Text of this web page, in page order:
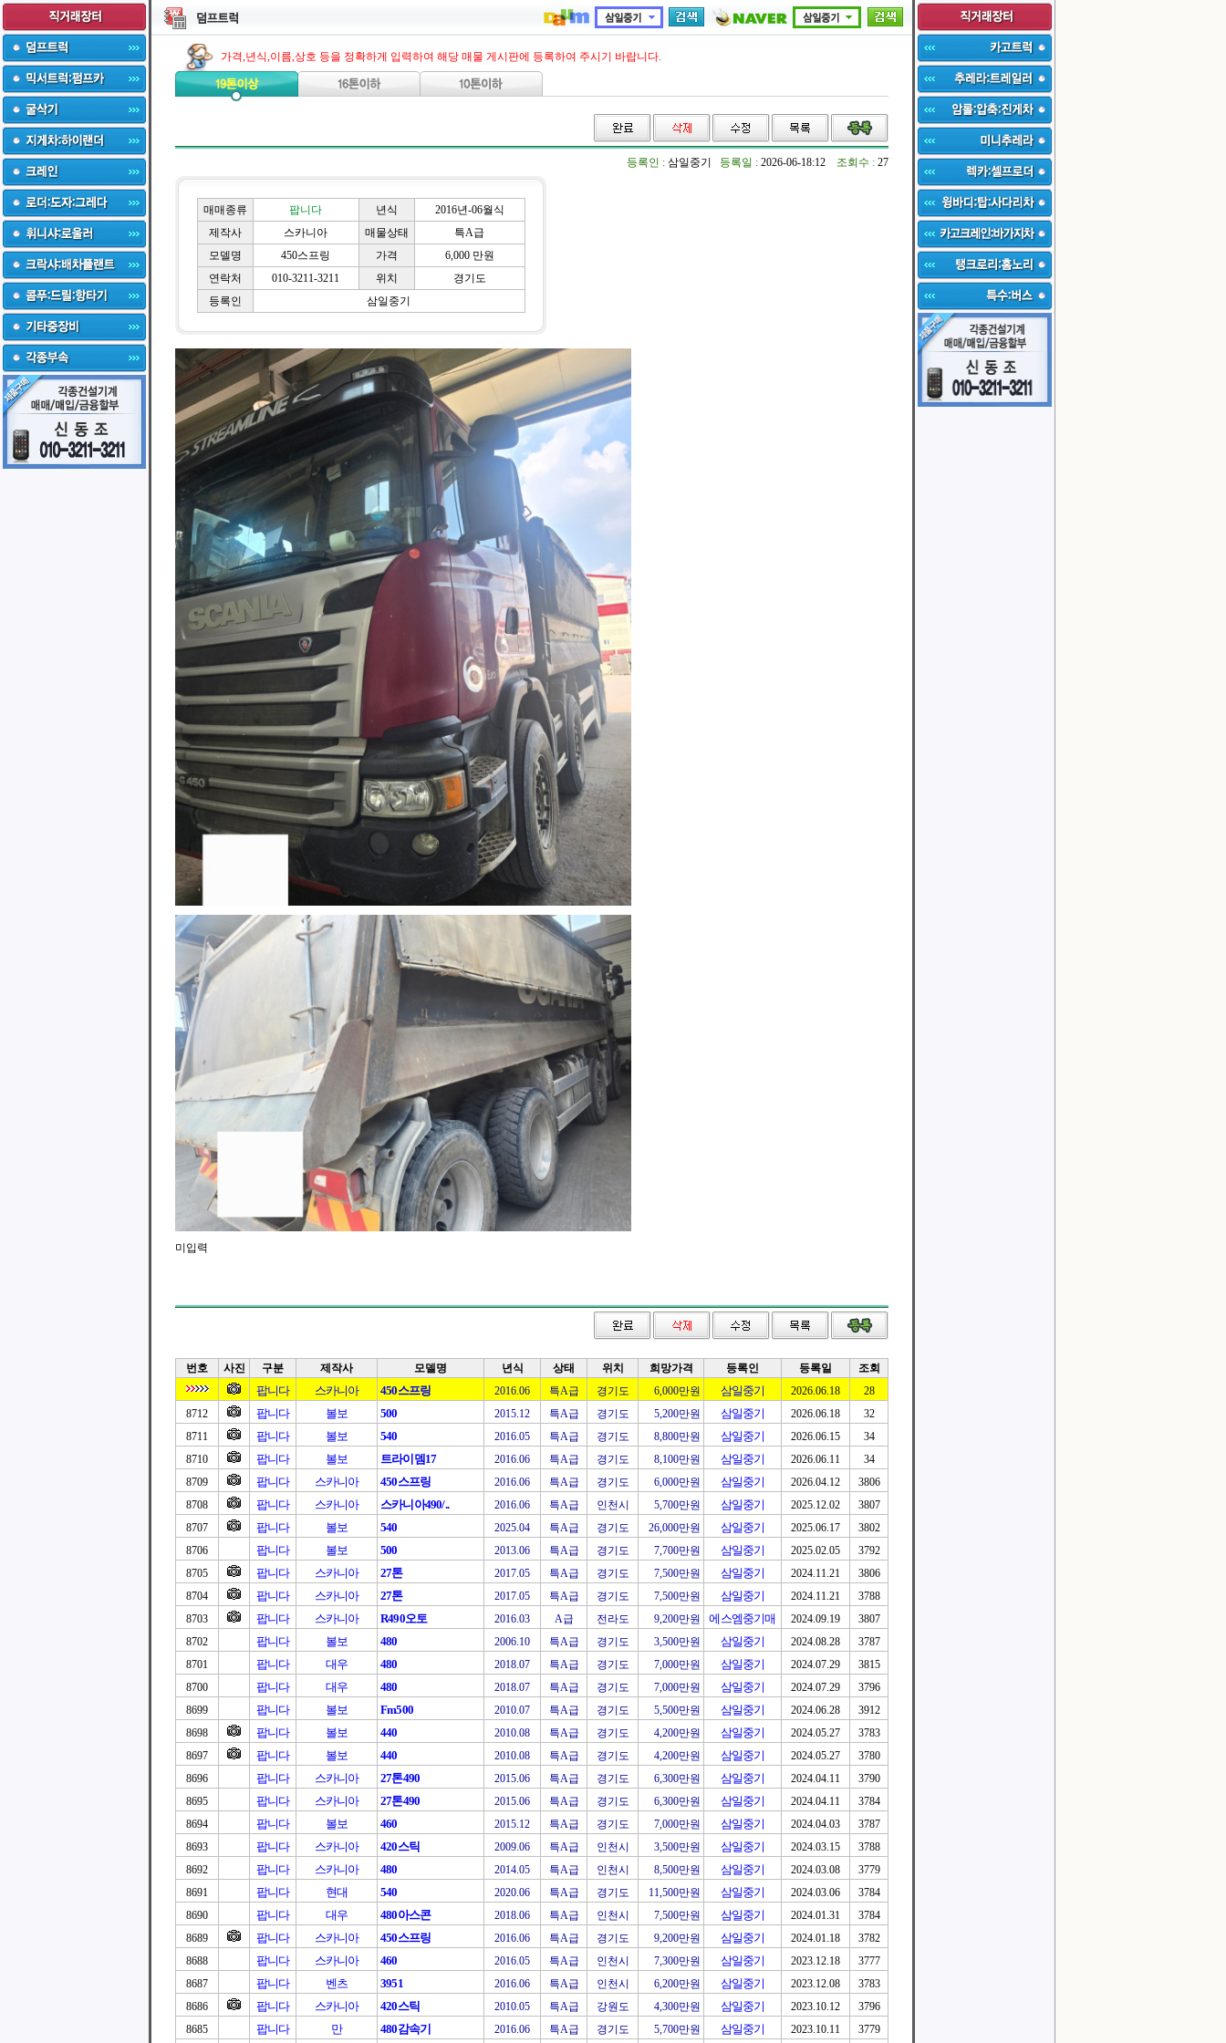
가격,년식,이름,상호 등을 정확하게 입력하여 해당 매물 게시판에 등록하여 주시기 바랍니다.
등록인 : 삼일중기 등록일 : 2026-06-18:12 조회수 : 27
매매종류 팝니다 년식
2016년-06월식
제작사
스카니아 매물상태
특A급
모델명
450스프링 가격
6,000 만원
연락처
010-3211-3211 위치
경기도
등록인
삼일중기
미입력
번호 사진 구분 제작사 모델명 년식 상태 위치 희망가격 등록인 등록일 조회
팝니다 스카니아 450스프링 2016.06 특A급 경기도 6,000만원 삼일중기 2026.06.18
28
8712
팝니다 볼보 500 2015.12 특A급 경기도 5,200만원 삼일중기 2026.06.18
32
8711
팝니다 볼보 540 2016.05 특A급 경기도 8,800만원 삼일중기 2026.06.15
34
8710
팝니다 볼보 트라이뎀17 2016.06 특A급 경기도 8,100만원 삼일중기 2026.06.11
34
8709
팝니다 스카니아 450스프링 2016.06 특A급 경기도 6,000만원 삼일중기 2026.04.12
3806
8708
팝니다 스카니아 스카니아490/.. 2016.06 특A급 인천시 5,700만원 삼일중기 2025.12.02
3807
8707
팝니다 볼보 540 2025.04 특A급 경기도 26,000만원 삼일중기 2025.06.17
3802
8706
팝니다 볼보 500 2013.06 특A급 경기도 7,700만원 삼일중기 2025.02.05
3792
8705
팝니다 스카니아 27톤 2017.05 특A급 경기도 7,500만원 삼일중기 2024.11.21
3806
8704
팝니다 스카니아 27톤 2017.05 특A급 경기도 7,500만원 삼일중기 2024.11.21
3788
8703
팝니다 스카니아 R490오토 2016.03 A급 전라도 9,200만원 에스엠중기매 2024.09.19
3807
8702
팝니다 볼보 480 2006.10 특A급 경기도 3,500만원 삼일중기 2024.08.28
3787
8701
팝니다 대우 480 2018.07 특A급 경기도 7,000만원 삼일중기 2024.07.29
3815
8700
팝니다 대우 480 2018.07 특A급 경기도 7,000만원 삼일중기 2024.07.29
3796
8699
팝니다 볼보 Fm500 2010.07 특A급 경기도 5,500만원 삼일중기 2024.06.28
3912
8698
팝니다 볼보 440 2010.08 특A급 경기도 4,200만원 삼일중기 2024.05.27
3783
8697
팝니다 볼보 440 2010.08 특A급 경기도 4,200만원 삼일중기 2024.05.27
3780
8696
팝니다 스카니아 27톤490 2015.06 특A급 경기도 6,300만원 삼일중기 2024.04.11
3790
8695
팝니다 스카니아 27톤490 2015.06 특A급 경기도 6,300만원 삼일중기 2024.04.11
3784
8694
팝니다 볼보 460 2015.12 특A급 경기도 7,000만원 삼일중기 2024.04.03
3787
8693
팝니다 스카니아 420스틱 2009.06 특A급 인천시 3,500만원 삼일중기 2024.03.15
3788
8692
팝니다 스카니아 480 2014.05 특A급 인천시 8,500만원 삼일중기 2024.03.08
3779
8691
팝니다 현대 540 2020.06 특A급 경기도 11,500만원 삼일중기 2024.03.06
3784
8690
팝니다 대우 480아스콘 2018.06 특A급 인천시 7,500만원 삼일중기 2024.01.31
3784
8689
팝니다 스카니아 450스프링 2016.06 특A급 경기도 9,200만원 삼일중기 2024.01.18
3782
8688
팝니다 스카니아 460 2016.05 특A급 인천시 7,300만원 삼일중기 2023.12.18
3777
8687
팝니다 벤츠 3951 2016.06 특A급 인천시 6,200만원 삼일중기 2023.12.08
3783
8686
팝니다 스카니아 420스틱 2010.05 특A급 강원도 4,300만원 삼일중기 2023.10.12
3796
8685
팝니다 만 480감속기 2016.06 특A급 경기도 5,700만원 삼일중기 2023.10.11 3779